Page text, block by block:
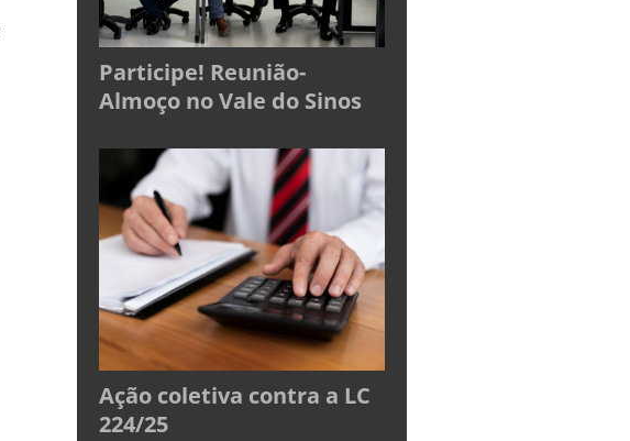
Participe! Reunião-
Almoço no Vale do Sinos
Ação coletiva contra a LC
224/25